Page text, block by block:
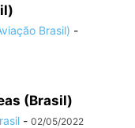
Brasil) -
(Brasil)
- 02/05/2022